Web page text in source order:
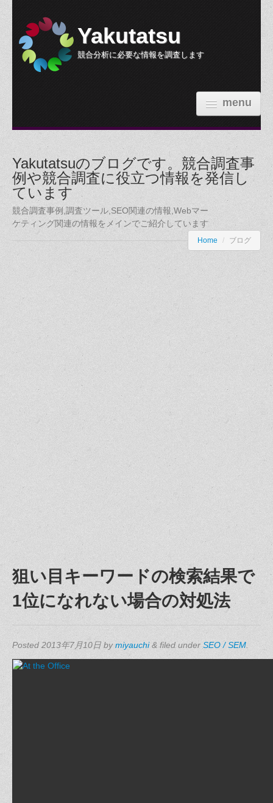
Yakutatsu
競合分析に必要な情報を調査します
menu
HOME
機能紹介
参考価格
依頼する
調査事例
ブログ
Yakutatsuのブログです。競合調査事
例や競合調査に役立つ情報を発信し
ています
競合調査事例,調査ツール,SEO関連の情報,Webマー
ケティング関連の情報をメインでご紹介しています
Home / ブログ
狙い目キーワードの検索結果で
1位になれない場合の対処法
Posted 2013年7月10日 bymiyauchi & filed under SEO / SEM